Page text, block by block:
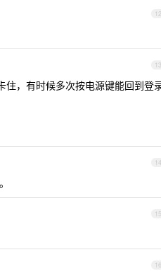
12
13
，有时候多次按电源键能回到登
14
15
16